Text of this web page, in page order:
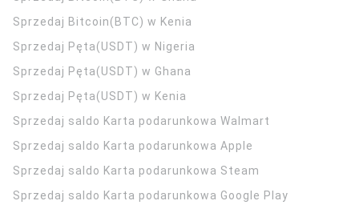
Sprzedaj Bitcoin(BTC) w Kenia
Sprzedaj Pęta(USDT) w Nigeria
Sprzedaj Pęta(USDT) w Ghana
Sprzedaj Pęta(USDT) w Kenia
Sprzedaj saldo Karta podarunkowa Walmart
Sprzedaj saldo Karta podarunkowa Apple
Sprzedaj saldo Karta podarunkowa Steam
Sprzedaj saldo Karta podarunkowa Google Play